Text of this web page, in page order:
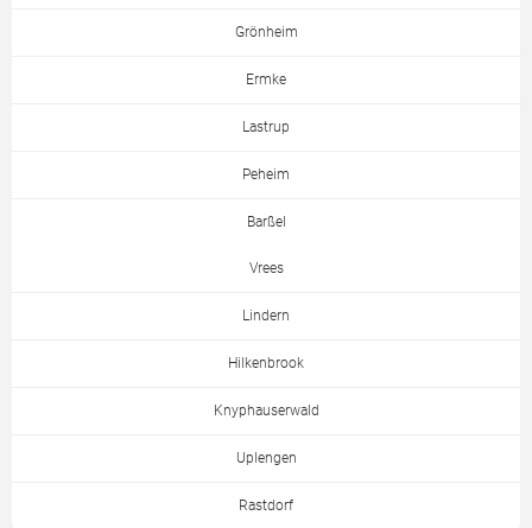
Grönheim
Ermke
Lastrup
Peheim
Barßel
Vrees
Lindern
Hilkenbrook
Knyphauserwald
Uplengen
Rastdorf